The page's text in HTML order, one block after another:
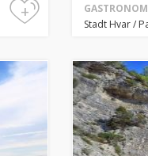
+
Stadt Hvar/